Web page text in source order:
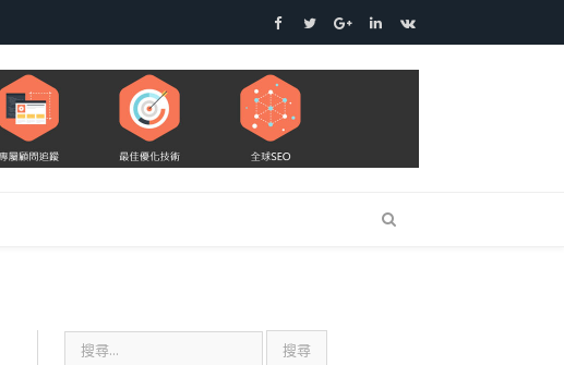
Facebook
TwitterGoogle+LinkedIn
VK